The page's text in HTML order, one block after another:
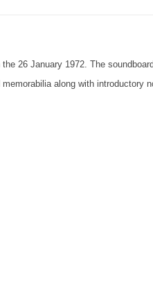
26 January 1972. The
along with introductory